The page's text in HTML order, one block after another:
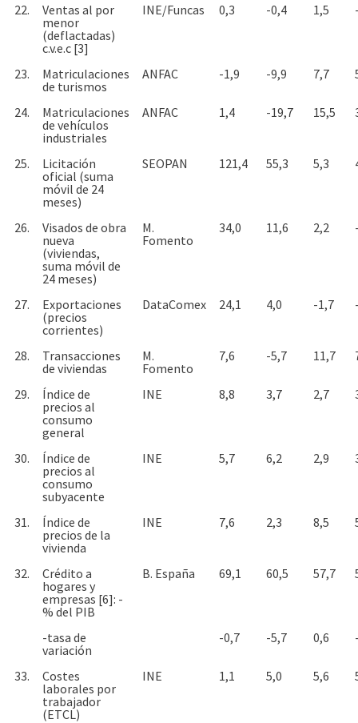
22.
Ventas al por
menor
(deflactadas)
c.v.e.c [3]
INE/Funcas 0,3 -0,4 1,5
23.
Matriculaciones
de turismos
ANFAC -1,9 -9,9 7,7
24.
Matriculaciones
de vehículos
industriales
ANFAC 1,4 -19,7 15,5
25.
Licitación
oficial (suma
móvil de 24
meses)
SEOPAN 121,4 55,3 5,3
26.
Visados de obra
nueva
(viviendas,
suma móvil de
24 meses)
M.
Fomento
34,0 11,6 2,2
27.
Exportaciones
(precios
corrientes)
DataComex 24,1 4,0 -1,7
28.
Transacciones
de viviendas
M.
Fomento
7,6 -5,7 11,7
29.
Índice de
precios al
consumo
general
INE 8,8 3,7 2,7
30.
Índice de
precios al
consumo
subyacente
INE 5,7 6,2 2,9
31.
Índice de
precios de la
vivienda
INE 7,6 2,3 8,5
32.
Crédito a
hogares y
empresas [6]: -
% del PIB
B. España 69,1 60,5 57,7
-tasa de
variación
-0,7 -5,7 0,6
33.
Costes
laborales por
trabajador
(ETCL)
INE 1,1 5,0 5,6